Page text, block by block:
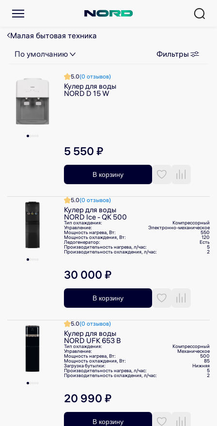
Малая бытовая техника
По умолчанию
Фильтры
5.0(0 отзывов)
Кулер для воды
NORD D 15 W
5 550 ₽
В корзину
5.0(0 отзывов)
Кулер для воды
NORD Ice - QK 500
Тип охлаждения: Компрессорный
Управление: Электронно-механическое
Мощность нагрева, Вт: 550
Мощность охлаждения, Вт: 120
Ледогенератор: Есть
Производительность нагрева, л/⁠час: 5
Производительность охлаждения, л/⁠час: 2
30 000 ₽
В корзину
5.0(0 отзывов)
Кулер для воды
NORD UFK 653 B
Тип охлаждения: Компрессорный
Управление: Механическое
Мощность нагрева, Вт: 500
Мощность охлаждения, Вт: 85
Загрузка бутылки: Нижняя
Производительность нагрева, л/⁠час: 5
Производительность охлаждения, л/⁠час: 2
20 990 ₽
В корзину